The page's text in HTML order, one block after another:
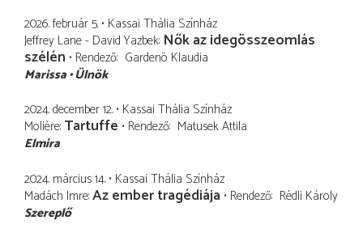
2026. február 5. Kassai Thália Színház
Jeffrey Lane - David Yazbek Nők az idegösszeomlás
szélén Rendező Gardenö Klaudia
Marissa Ülnök
2024. december 12. Kassai Thália Színház
Molière Tartuffe Rendező Matusek Attila
Elmira
2024. március 14. Kassai Thália Színház
Madách Imre Az ember tragédiája Rendező Rédli Károly
Szereplő